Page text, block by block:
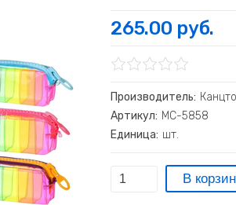
265.00 руб.
Производитель:
Артикул: МС-5858
Единица: шт.